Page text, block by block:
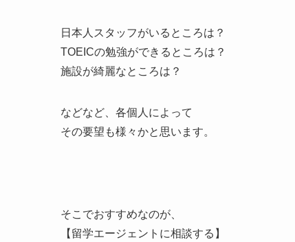
日本人スタッフがいるところは？
TOEICの勉強ができるところは？
施設が綺麗なところは？
などなど、各個人によって
その要望も様々かと思います。
そこでおすすめなのが、
【留学エージェントに相談する】